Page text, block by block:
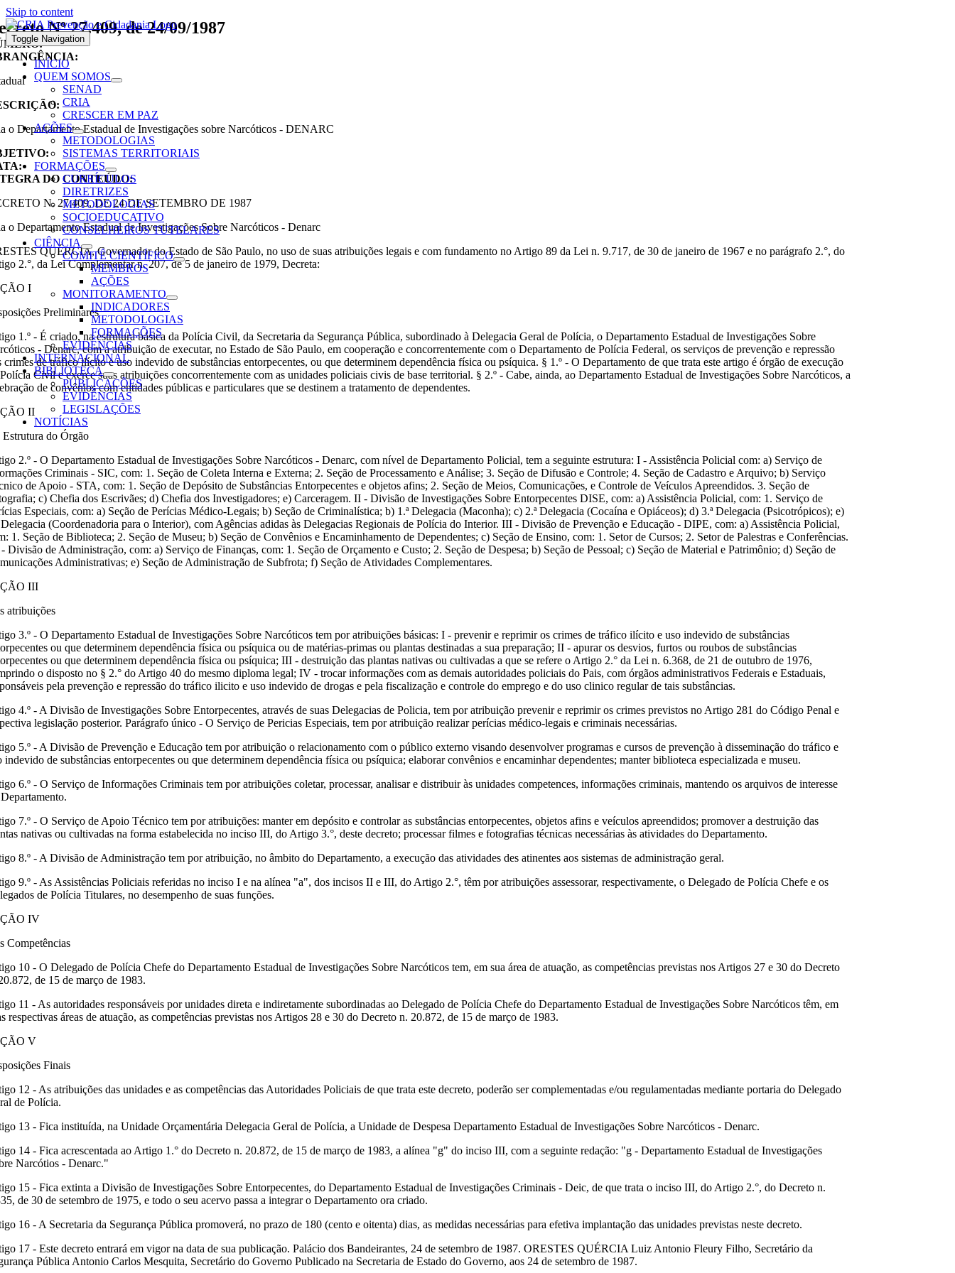
Skip to content
Toggle Navigation
INÍCIO
QUEM SOMOS
SENAD
CRIA
CRESCER EM PAZ
AÇÕES
METODOLOGIAS
SISTEMAS TERRITORIAIS
FORMAÇÕES
CURRÍCULOS
DIRETRIZES
METODOLOGIAS
SOCIOEDUCATIVO
CONSELHEIROS TUTELARES
CIÊNCIA
COMITÊ CIENTÍFICO
MEMBROS
AÇÕES
MONITORAMENTO
INDICADORES
METODOLOGIAS
FORMAÇÕES
EVIDÊNCIAS
INTERNACIONAL
BIBLIOTECA
PUBLICAÇÕES
EVIDÊNCIAS
LEGISLAÇÕES
NOTÍCIAS
Nº 27.409, de 24/09/1987
o Departamento Estadual de Investigações sobre Narcóticos - DENARC
DO CONTEÚDO:
N. 27.409, DE 24 DE SETEMBRO DE 1987
o Departamento Estadual de Investigações Sobre Narcóticos - Denarc
QUÉRCIA, Governador do Estado de São Paulo, no uso de suas atribuições legais e com fundamento no Artigo 89 da Lei n. 9.717, de 30 de janeiro de 1967 e no parágrafo 2.°, do
2.°, da Lei Complementar n. 207, de 5 de janeiro de 1979, Decreta:
I
Preliminares
1.º - É criado, na estrutura básica da Polícia Civil, da Secretaria da Segurança Pública, subordinado à Delegacia Geral de Polícia, o Departamento Estadual de Investigações Sobre
- Denarc, com a atribuição de executar, no Estado de São Paulo, em cooperação e concorrentemente com o Departamento de Polícia Federal, os serviços de prevenção e repressão
crimes de tráfico ilícito e uso indevido de substâncias entorpecentes, ou que determinem dependência física ou psíquica. § 1.º - O Departamento de que trata este artigo é órgão de execução
Civil e exerce suas atribuições concorrentemente com as unidades policiais civis de base territorial. § 2.º - Cabe, ainda, ao Departamento Estadual de Investigações Sobre Narcóticos, a
de convênios com entidades públicas e particulares que se destinem a tratamento de dependentes.
II
Estrutura do Órgão
2.º - O Departamento Estadual de Investigações Sobre Narcóticos - Denarc, com nível de Departamento Policial, tem a seguinte estrutura: I - Assistência Policial com: a) Serviço de
Criminais - SIC, com: 1. Seção de Coleta Interna e Externa; 2. Seção de Processamento e Análise; 3. Seção de Difusão e Controle; 4. Seção de Cadastro e Arquivo; b) Serviço
de Apoio - STA, com: 1. Seção de Depósito de Substâncias Entorpecentes e objetos afins; 2. Seção de Meios, Comunicações, e Controle de Veículos Apreendidos. 3. Seção de
c) Chefia dos Escrivães; d) Chefia dos Investigadores; e) Carceragem. II - Divisão de Investigações Sobre Entorpecentes DISE, com: a) Assistência Policial, com: 1. Serviço de
Especiais, com: a) Seção de Perícias Médico-Legais; b) Seção de Criminalística; b) 1.ª Delegacia (Maconha); c) 2.ª Delegacia (Cocaína e Opiáceos); d) 3.ª Delegacia (Psicotrópicos); e)
Delegacia (Coordenadoria para o Interior), com Agências adidas às Delegacias Regionais de Polícia do Interior. III - Divisão de Prevenção e Educação - DIPE, com: a) Assistência Policial,
1. Seção de Biblioteca; 2. Seção de Museu; b) Seção de Convênios e Encaminhamento de Dependentes; c) Seção de Ensino, com: 1. Setor de Cursos; 2. Setor de Palestras e Conferências.
Divisão de Administração, com: a) Serviço de Finanças, com: 1. Seção de Orçamento e Custo; 2. Seção de Despesa; b) Seção de Pessoal; c) Seção de Material e Patrimônio; d) Seção de
Administrativas; e) Seção de Administração de Subfrota; f) Seção de Atividades Complementares.
III
atribuições
3.º - O Departamento Estadual de Investigações Sobre Narcóticos tem por atribuições básicas: I - prevenir e reprimir os crimes de tráfico ilícito e uso indevido de substâncias
ou que determinem dependência física ou psíquica ou de matérias-primas ou plantas destinadas a sua preparação; II - apurar os desvios, furtos ou roubos de substâncias
ou que determinem dependência física ou psíquica; III - destruição das plantas nativas ou cultivadas a que se refere o Artigo 2.° da Lei n. 6.368, de 21 de outubro de 1976,
o disposto no § 2.° do Artigo 40 do mesmo diploma legal; IV - trocar informações com as demais autoridades policiais do Pais, com órgãos administrativos Federais e Estaduais,
pela prevenção e repressão do tráfico ilicito e uso indevido de drogas e pela fiscalização e controle do emprego e do uso clinico regular de tais substâncias.
4.º - A Divisão de Investigações Sobre Entorpecentes, através de suas Delegacias de Policia, tem por atribuição prevenir e reprimir os crimes previstos no Artigo 281 do Código Penal e
legislação posterior. Parágrafo único - O Serviço de Pericias Especiais, tem por atribuição realizar perícias médico-legais e criminais necessárias.
5.º - A Divisão de Prevenção e Educação tem por atribuição o relacionamento com o público externo visando desenvolver programas e cursos de prevenção à disseminação do tráfico e
indevido de substâncias entorpecentes ou que determinem dependência física ou psíquica; elaborar convênios e encaminhar dependentes; manter biblioteca especializada e museu.
6.º - O Serviço de Informações Criminais tem por atribuições coletar, processar, analisar e distribuir às unidades competences, informações criminais, mantendo os arquivos de interesse
7.º - O Serviço de Apoio Técnico tem por atribuições: manter em depósito e controlar as substâncias entorpecentes, objetos afins e veículos apreendidos; promover a destruição das
nativas ou cultivadas na forma estabelecida no inciso III, do Artigo 3.°, deste decreto; processar filmes e fotografias técnicas necessárias às atividades do Departamento.
8.º - A Divisão de Administração tem por atribuição, no âmbito do Departamento, a execução das atividades des atinentes aos sistemas de administração geral.
9.º - As Assistências Policiais referidas no inciso I e na alínea "a", dos incisos II e III, do Artigo 2.°, têm por atribuições assessorar, respectivamente, o Delegado de Polícia Chefe e os
de Polícia Titulares, no desempenho de suas funções.
IV
Competências
10 - O Delegado de Polícia Chefe do Departamento Estadual de Investigações Sobre Narcóticos tem, em sua área de atuação, as competências previstas nos Artigos 27 e 30 do Decreto
de 15 de março de 1983.
11 - As autoridades responsáveis por unidades direta e indiretamente subordinadas ao Delegado de Polícia Chefe do Departamento Estadual de Investigações Sobre Narcóticos têm, em
respectivas áreas de atuação, as competências previstas nos Artigos 28 e 30 do Decreto n. 20.872, de 15 de março de 1983.
V
Finais
12 - As atribuições das unidades e as competências das Autoridades Policiais de que trata este decreto, poderão ser complementadas e/ou regulamentadas mediante portaria do Delegado
de Polícia.
13 - Fica instituída, na Unidade Orçamentária Delegacia Geral de Polícia, a Unidade de Despesa Departamento Estadual de Investigações Sobre Narcóticos - Denarc.
14 - Fica acrescentada ao Artigo 1.° do Decreto n. 20.872, de 15 de março de 1983, a alínea "g" do inciso III, com a seguinte redação: "g - Departamento Estadual de Investigações
Narcótios - Denarc."
15 - Fica extinta a Divisão de Investigações Sobre Entorpecentes, do Departamento Estadual de Investigações Criminais - Deic, de que trata o inciso III, do Artigo 2.°, do Decreto n.
de 30 de setembro de 1975, e todo o seu acervo passa a integrar o Departamento ora criado.
16 - A Secretaria da Segurança Pública promoverá, no prazo de 180 (cento e oitenta) dias, as medidas necessárias para efetiva implantação das unidades previstas neste decreto.
17 - Este decreto entrará em vigor na data de sua publicação. Palácio dos Bandeirantes, 24 de setembro de 1987. ORESTES QUÉRCIA Luiz Antonio Fleury Filho, Secretário da
Pública Antonio Carlos Mesquita, Secretário do Governo Publicado na Secretaria de Estado do Governo, aos 24 de setembro de 1987.